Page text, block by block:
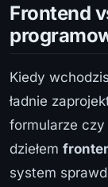
Frontend
Kiedy
ładnie
formularze
dziełem
system